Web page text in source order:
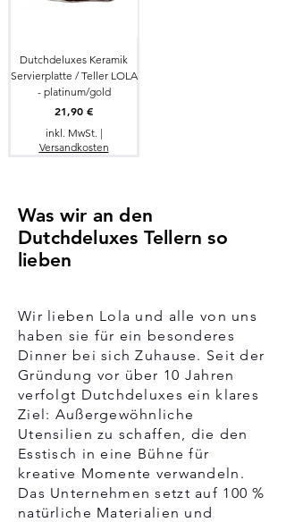
Dutchdeluxes Keramik
Servierplatte / Teller LOLA
- platinum/gold
Preis
21,90 €
inkl. MwSt. |
Versandkosten
Was wir an den
Dutchdeluxes Tellern so
lieben
Wir lieben Lola und alle von uns
haben sie für ein besonderes
Dinner bei sich Zuhause. Seit der
Gründung vor über 10 Jahren
verfolgt Dutchdeluxes ein klares
Ziel: Außergewöhnliche
Utensilien zu schaffen, die den
Esstisch in eine Bühne für
kreative Momente verwandeln.
Das Unternehmen setzt auf 100 %
natürliche Materialien und